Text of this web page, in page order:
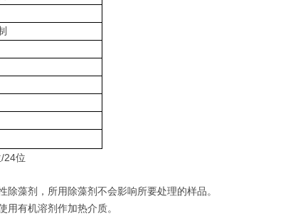
藻剂，所用除藻剂不会影响所要处理的样品。
有机溶剂作加热介质。